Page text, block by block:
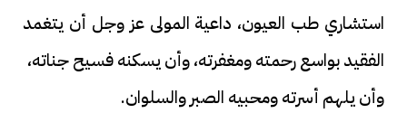
استشاري طب العيون، داعية المولى عز وجل أن يتغمد
الفقيد بواسع رحمته ومغفرته، وأن يسكنه فسيح جناته،
وأن يلهم أسرته ومحبيه الصبر والسلوان.